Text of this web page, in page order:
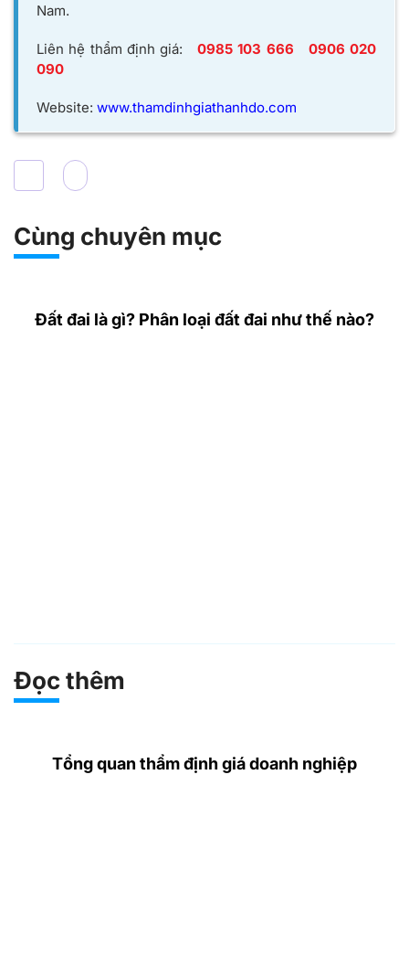
Nam.
Liên hệ thẩm định giá: 0985 103 666
0906 020
090
Website: www.thamdinhgiathanhdo.com
Cùng chuyên mục
Đất đai là gì? Phân loại đất đai như thế nào?
Đọc thêm
Tổng quan thẩm định giá doanh nghiệp